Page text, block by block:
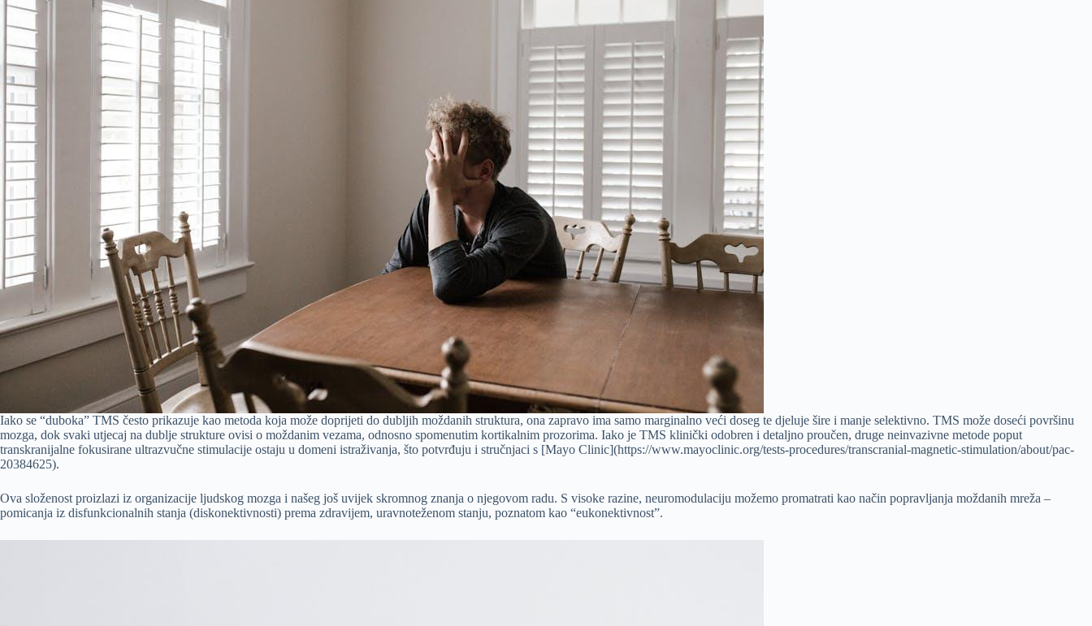
Iako se “duboka” TMS često prikazuje kao metoda koja može doprijeti do dubljih moždanih struktura, ona zapravo ima samo marginalno veći doseg te djeluje šire i manje selektivno. TMS može doseći površinu
mozga, dok svaki utjecaj na dublje strukture ovisi o moždanim vezama, odnosno spomenutim kortikalnim prozorima. Iako je TMS klinički odobren i detaljno proučen, druge neinvazivne metode poput
transkranijalne fokusirane ultrazvučne stimulacije ostaju u domeni istraživanja, što potvrđuju i stručnjaci s [Mayo Clinic](https://www.mayoclinic.org/tests-procedures/transcranial-magnetic-stimulation/about/pac-
20384625).
Ova složenost proizlazi iz organizacije ljudskog mozga i našeg još uvijek skromnog znanja o njegovom radu. S visoke razine, neuromodulaciju možemo promatrati kao način popravljanja moždanih mreža –
pomicanja iz disfunkcionalnih stanja (diskonektivnosti) prema zdravijem, uravnoteženom stanju, poznatom kao “eukonektivnost”.